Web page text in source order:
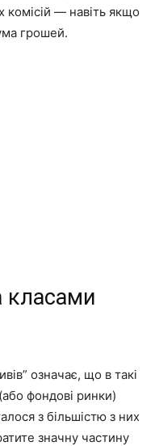
комісій — навіть якщо
грошей.
класами
означає, що в такі
фондові ринки)
з більшістю з них
значну частину